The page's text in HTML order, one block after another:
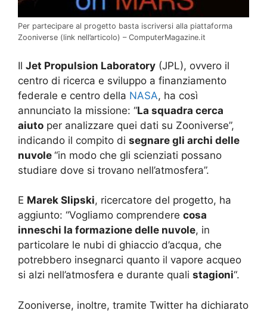
Per partecipare al progetto basta iscriversi alla piattaforma
Zooniverse (link nell’articolo) – ComputerMagazine.it
Il Jet Propulsion Laboratory (JPL), ovvero il
centro di ricerca e sviluppo a finanziamento
federale e centro della NASA, ha così
annunciato la missione: “La squadra cerca
aiuto per analizzare quei dati su Zooniverse”,
indicando il compito di segnare gli archi delle
nuvole “in modo che gli scienziati possano
studiare dove si trovano nell’atmosfera”.
E Marek Slipski, ricercatore del progetto, ha
aggiunto: “Vogliamo comprendere cosa
inneschi la formazione delle nuvole, in
particolare le nubi di ghiaccio d’acqua, che
potrebbero insegnarci quanto il vapore acqueo
si alzi nell’atmosfera e durante quali stagioni“.
Zooniverse, inoltre, tramite Twitter ha dichiarato